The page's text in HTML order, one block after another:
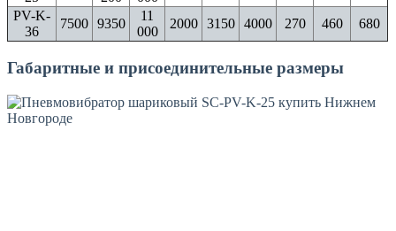
PV-K-
36
7500 9350
11
000
2000 3150 4000 270 460 680
Габаритные и присоединительные размеры